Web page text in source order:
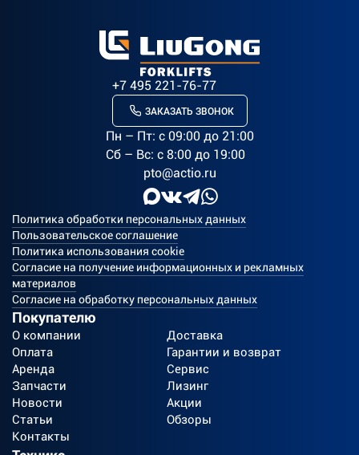
+7 495 221-76-77
ЗАКАЗАТЬ ЗВОНОК
Пн – Пт: c 09:00 до 21:00
Сб – Вс: с 8:00 до 19:00
pto@actio.ru
Политика обработки персональных данных
Пользовательское соглашение
Политика использования cookie
Согласие на получение информационных и рекламных
материалов
Согласие на обработку персональных данных
Покупателю
О компании
Доставка
Оплата
Гарантии и возврат
Аренда
Сервис
Запчасти
Лизинг
Новости
Акции
Статьи
Обзоры
Контакты